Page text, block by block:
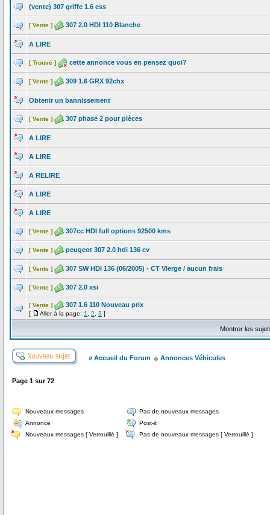
(vente) 307 griffe 1.6 ess
[ Vente ] 307 2.0 HDI 110 Blanche
A LIRE
[ Trouvé ] cette annonce vous en pensez quoi?
[ Vente ] 309 1.6 GRX 92chx
Obtenir un bannissement
[ Vente ] 307 phase 2 pour pièces
A LIRE
A LIRE
A RELIRE
A LIRE
A LIRE
[ Vente ] 307cc HDI full options 92500 kms
[ Vente ] peugeot 307 2.0 hdi 136 cv
[ Vente ] 307 SW HDI 136 (06/2005) - CT Vierge / aucun frais
[ Vente ] 307 2.0 xsi
[ Vente ] 307 1.6 110 Nouveau prix
[ Aller à la page: 1 2 3 ]
Montrer les
» Accueil du Forum Annonces Véhicules
Page 1 sur72
Nouveaux messages
Pas de nouveaux messages
Annonce
Post-it
Nouveaux messages [ Verrouillé ]
Pas de nouveaux messages [ Verrouillé ]